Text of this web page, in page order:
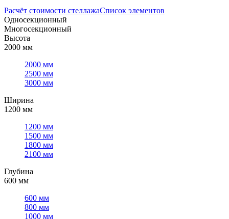
Расчёт стоимости стеллажаСписок элементов
Односекционный
Многосекционный
Высота
2000 мм
2000 мм
2500 мм
3000 мм
Ширина
1200 мм
1200 мм
1500 мм
1800 мм
2100 мм
Глубина
600 мм
600 мм
800 мм
1000 мм